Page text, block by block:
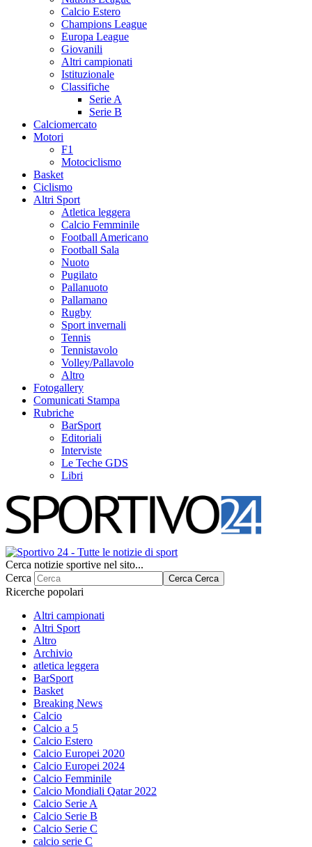
Calcio Estero
Champions League
Europa League
Giovanili
Altri campionati
Istituzionale
Classifiche
Serie A
Serie B
Calciomercato
Motori
F1
Motociclismo
Basket
Ciclismo
Altri Sport
Atletica leggera
Calcio Femminile
Football Americano
Football Sala
Nuoto
Pugilato
Pallanuoto
Pallamano
Rugby
Sport invernali
Tennis
Tennistavolo
Volley/Pallavolo
Altro
Fotogallery
Comunicati Stampa
Rubriche
BarSport
Editoriali
Interviste
Le Teche GDS
Libri
Cerca notizie sportive nel sito...
Cerca
Cerca Cerca
Ricerche popolari
Altri campionati
Altri Sport
Altro
Archivio
atletica leggera
BarSport
Basket
Breaking News
Calcio
Calcio a 5
Calcio Estero
Calcio Europei 2020
Calcio Europei 2024
Calcio Femminile
Calcio Mondiali Qatar 2022
Calcio Serie A
Calcio Serie B
Calcio Serie C
calcio serie C